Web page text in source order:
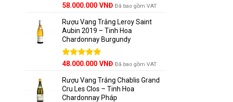
Được xếp
5 sao
58.000.000 VNĐ Đã bao gồm VAT
Rượu Vang Trắng Leroy Saint
Aubin 2019 – Tinh Hoa
Chardonnay Burgundy
Được xếp
5 sao
48.000.000 VNĐ Đã bao gồm VAT
Rượu Vang Trắng Chablis Grand
Cru Les Clos – Tinh Hoa
Chardonnay Pháp